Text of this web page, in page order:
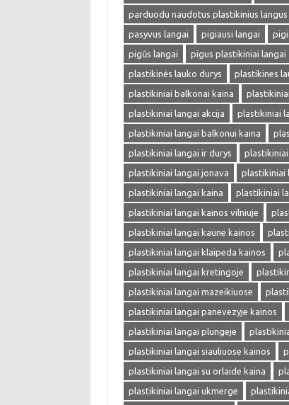
parduodu naudotus plastikinius langus
pasyvus langai
pigiausi langai
pigūs langai
pigus plastikiniai langai
plastikinės lauko durys
plastikines
plastikiniai balkonai kaina
plastikiniai langai akcija
plastikiniai
plastikiniai langai balkonui kaina
plastikiniai langai ir durys
plastikiniai langai jonava
plastikiniai
plastikiniai langai kaina
plastikiniai
plastikiniai langai kainos vilniuje
plastikiniai langai kaune kainos
plastikiniai langai klaipeda kainos
plastikiniai langai kretingoje
plastikiniai langai mazeikiuose
plastikiniai langai panevezyje kainos
plastikiniai langai plungeje
plastikiniai langai siauliuose kainos
plastikiniai langai su orlaide kaina
plastikiniai langai ukmerge